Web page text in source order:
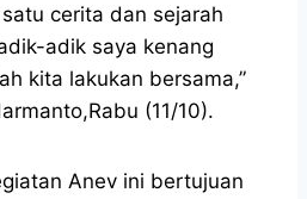
cerita dan sejarah
adik saya kenang
kita lakukan bersama,”
(11/10).
Anev ini bertujuan